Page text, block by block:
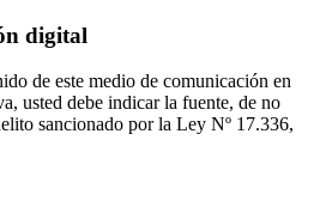
digital
de este medio de comunicación en
usted debe indicar la fuente, de no
sancionado por la Ley Nº 17.336,